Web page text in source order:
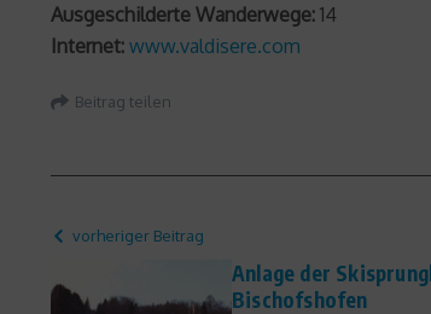
Ausgeschilderte Wanderwege: 14
Internet: www.valdisere.com
Beitrag teilen
vorheriger Beitrag
Anlage der
Bischofshofen